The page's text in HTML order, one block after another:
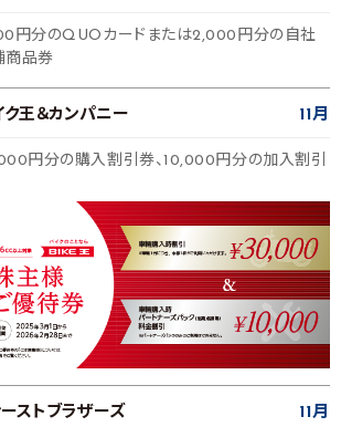
円分のQUOカードまたは2,000円分の自社
商品券
ク王＆カンパニー 11月
円分の購入割引券、10,000円分の加入割引
ーストブラザーズ 11月